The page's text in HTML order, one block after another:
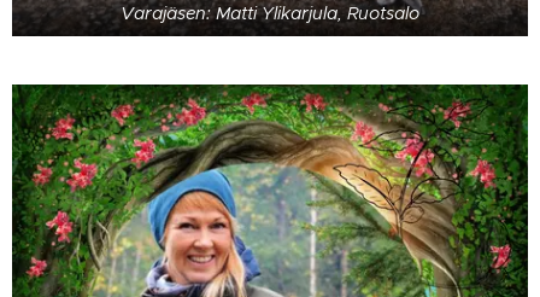
Varajäsen: Matti Ylikarjula, Ruotsalo